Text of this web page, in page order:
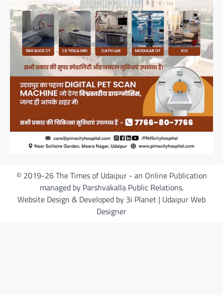
© 2019-26 The Times of Udaipur - an Online Publication
managed by Parshvakalla Public Relations.
Website Design & Developed by 3i Planet | Udaipur Web
Designer